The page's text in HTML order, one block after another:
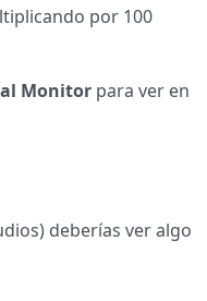
por 100
Monitor para ver en
deberías ver algo